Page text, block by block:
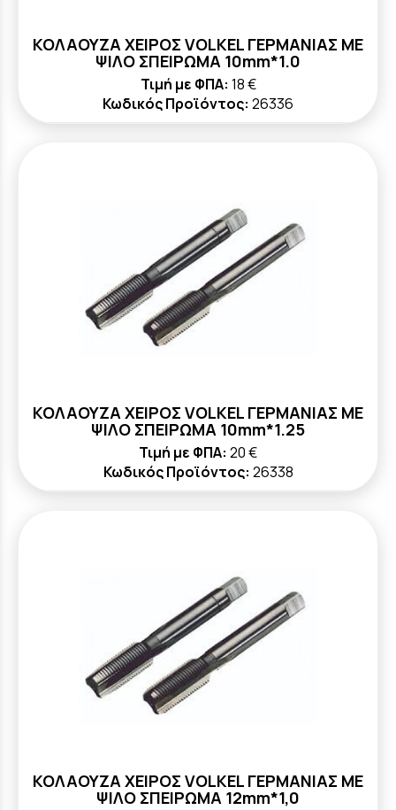
ΚΟΛΑΟΥΖΑ ΧΕΙΡΟΣ VOLKEL ΓΕΡΜΑΝΙΑΣ ΜΕ
ΨΙΛΟ ΣΠΕΙΡΩΜΑ 10mm*1.0
Τιμή με ΦΠΑ: 18 €
Κωδικός Προϊόντος: 26336
ΚΟΛΑΟΥΖΑ ΧΕΙΡΟΣ VOLKEL ΓΕΡΜΑΝΙΑΣ ΜΕ
ΨΙΛΟ ΣΠΕΙΡΩΜΑ 10mm*1.25
Τιμή με ΦΠΑ: 20 €
Κωδικός Προϊόντος: 26338
ΚΟΛΑΟΥΖΑ ΧΕΙΡΟΣ VOLKEL ΓΕΡΜΑΝΙΑΣ ΜΕ
ΨΙΛΟ ΣΠΕΙΡΩΜΑ 12mm*1,0